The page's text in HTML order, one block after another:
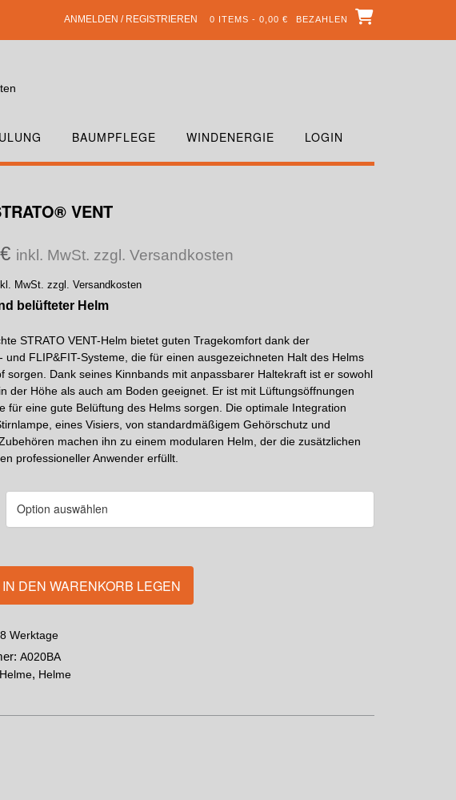
ANMELDEN / REGISTRIEREN 0 ITEMS - 0,00 € BEZAHLEN
BAUMPFLEGE WINDENERGIE LOGIN
VENT
€ inkl. MwSt. zzgl. Versandkosten
MwSt. zzgl. Versandkosten
belüfteter Helm
STRATO VENT-Helm bietet guten Tragekomfort dank der
und FLIP&FIT-Systeme, die für einen ausgezeichneten Halt des Helms
sorgen. Dank seines Kinnbands mit anpassbarer Haltekraft ist er sowohl
der Höhe als auch am Boden geeignet. Er ist mit Lüftungsöffnungen
für eine gute Belüftung des Helms sorgen. Die optimale Integration
eines Visiers, von standardmäßigem Gehörschutz und
machen ihn zu einem modularen Helm, der die zusätzlichen
professioneller Anwender erfüllt.
IN DEN WARENKORB LEGEN
Werktage
A020BA
Helme, Helme